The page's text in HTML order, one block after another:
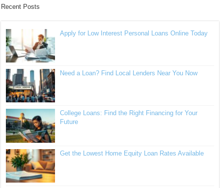
Recent Posts
Apply for Low Interest Personal Loans Online Today
Need a Loan? Find Local Lenders Near You Now
College Loans: Find the Right Financing for Your
Future
Get the Lowest Home Equity Loan Rates Available